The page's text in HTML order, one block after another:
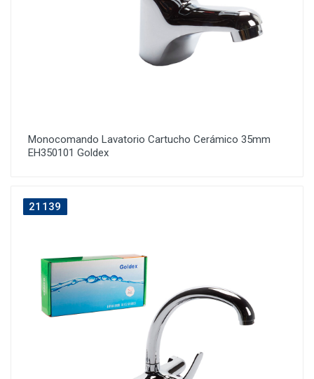
Monocomando Lavatorio Cartucho Cerámico 35mm
EH350101 Goldex
21139